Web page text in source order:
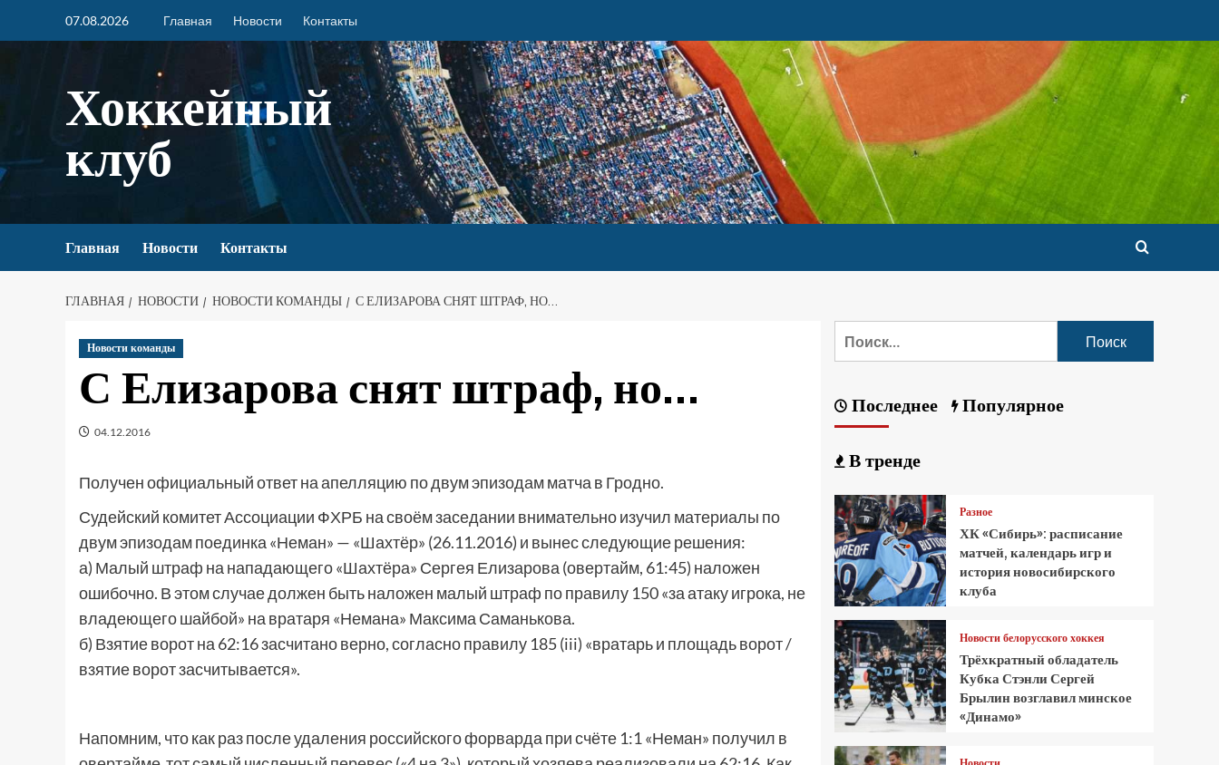
07.08.2026 Главная Новости Контакты
Хоккейный
клуб
Главная Новости Контакты
ГЛАВНАЯ НОВОСТИ НОВОСТИ КОМАНДЫ С ЕЛИЗАРОВА СНЯТ ШТРАФ, НО…
Новости команды
С Елизарова снят штраф, но…
04.12.2016
Получен официальный ответ на апелляцию по двум эпизодам матча в Гродно.
Судейский комитет Ассоциации ФХРБ на своём заседании внимательно изучил материалы по
двум эпизодам поединка «Неман» — «Шахтёр» (26.11.2016) и вынес следующие решения:
а) Малый штраф на нападающего «Шахтёра» Сергея Елизарова (овертайм, 61:45) наложен
ошибочно. В этом случае должен быть наложен малый штраф по правилу 150 «за атаку игрока, не
владеющего шайбой» на вратаря «Немана» Максима Саманькова.
б) Взятие ворот на 62:16 засчитано верно, согласно правилу 185 (iii) «вратарь и площадь ворот /
взятие ворот засчитывается».
Напомним, что как раз после удаления российского форварда при счёте 1:1 «Неман» получил в
Последнее Популярное
В тренде
Разное
ХК «Сибирь»: расписание
матчей, календарь игр и
история новосибирского
клуба
Новости белорусского хоккея
Трёхкратный обладатель
Кубка Стэнли Сергей
Брылин возглавил минское
«Динамо»